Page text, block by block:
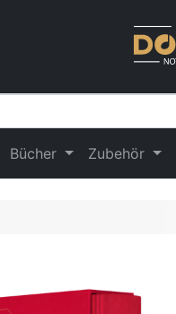
Bücher Zubehör